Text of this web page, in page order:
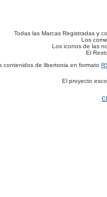
Todas las Marcas Registradas y
Los
Los iconos de las
El
contenidos de libertonia en formato
El proyecto